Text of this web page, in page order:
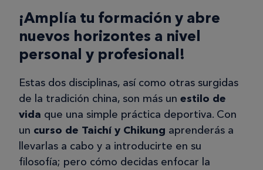
¡Amplía tu formación y abre
nuevos horizontes a nivel
personal y profesional!
Estas dos disciplinas, así como otras surgidas
de la tradición china, son más un estilo de
vida que una simple práctica deportiva. Con
un curso de Taichí y Chikung aprenderás a
llevarlas a cabo y a introducirte en su
filosofía; pero cómo decidas enfocar la